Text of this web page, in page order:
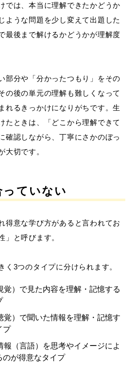
では、本当に理解できたかどうか
ような問題を少し変えて出題した
最後まで解けるかどうかが理解度
部分や「分かったつもり」をその
の後の単元の理解も難しくなって
れるきっかけになりがちです。生
たときは、「どこから理解できて
確認しながら、丁寧にさかのぼっ
大切です。
っていない
得意な学び方があると言われてお
」と呼びます。
く3つのタイプに分けられます。
覚）で見た内容を理解・記憶する
覚）で聞いた情報を理解・記憶す
プ
報（言語）を思考やイメージによ
のが得意なタイプ